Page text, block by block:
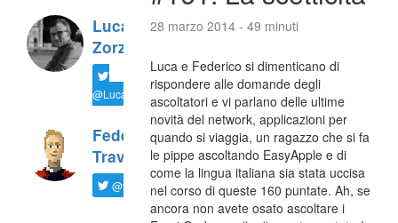
Luca
Zorzi
@LucaTNT
Federico
Travaini
@ftrava
28 marzo 2014 - 49 minuti
Luca e Federico si dimenticano di
rispondere alle domande degli
ascoltatori e vi parlano delle ultime
novità del network, applicazioni per
quando si viaggia, un ragazzo che si fa
le pippe ascoltando EasyApple e di
come la lingua italiana sia stata uccisa
nel corso di queste 160 puntate. Ah, se
ancora non avete osato ascoltare i